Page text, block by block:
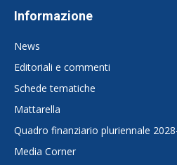
Informazione
News
Editoriali e commenti
Schede tematiche
Mattarella
Quadro finanziario pluriennale
Media Corner